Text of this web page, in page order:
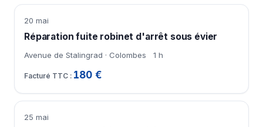
20 mai
Réparation fuite robinet d'arrêt sous évier
Avenue de Stalingrad · Colombes 1 h
180 €
25 mai